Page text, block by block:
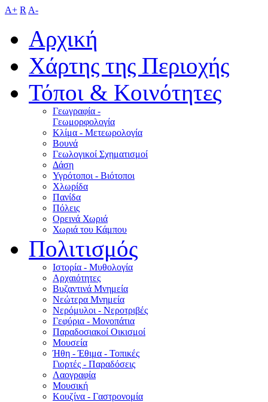
A+ R A-
Αρχική
Χάρτης της Περιοχής
Τόποι & Κοινότητες
Γεωγραφία -
Γεωμορφολογία
Κλίμα - Mετεωρολογία
Βουνά
Γεωλογικοί Σχηματισμοί
Δάση
Υγρότοποι - Βιότοποι
Χλωρίδα
Πανίδα
Πόλεις
Ορεινά Χωριά
Χωριά του Κάμπου
Πολιτισμός
Ιστορία - Μυθολογία
Αρχαιότητες
Βυζαντινά Μνημεία
Νεώτερα Μνημεία
Νερόμυλοι - Nεροτριβές
Γεφύρια - Μονοπάτια
Παραδοσιακοί Οικισμοί
Μουσεία
Ήθη - Έθιμα - Τοπικές
Γιορτές - Παραδόσεις
Λαογραφία
Μουσική
Κουζίνα - Γαστρονομία